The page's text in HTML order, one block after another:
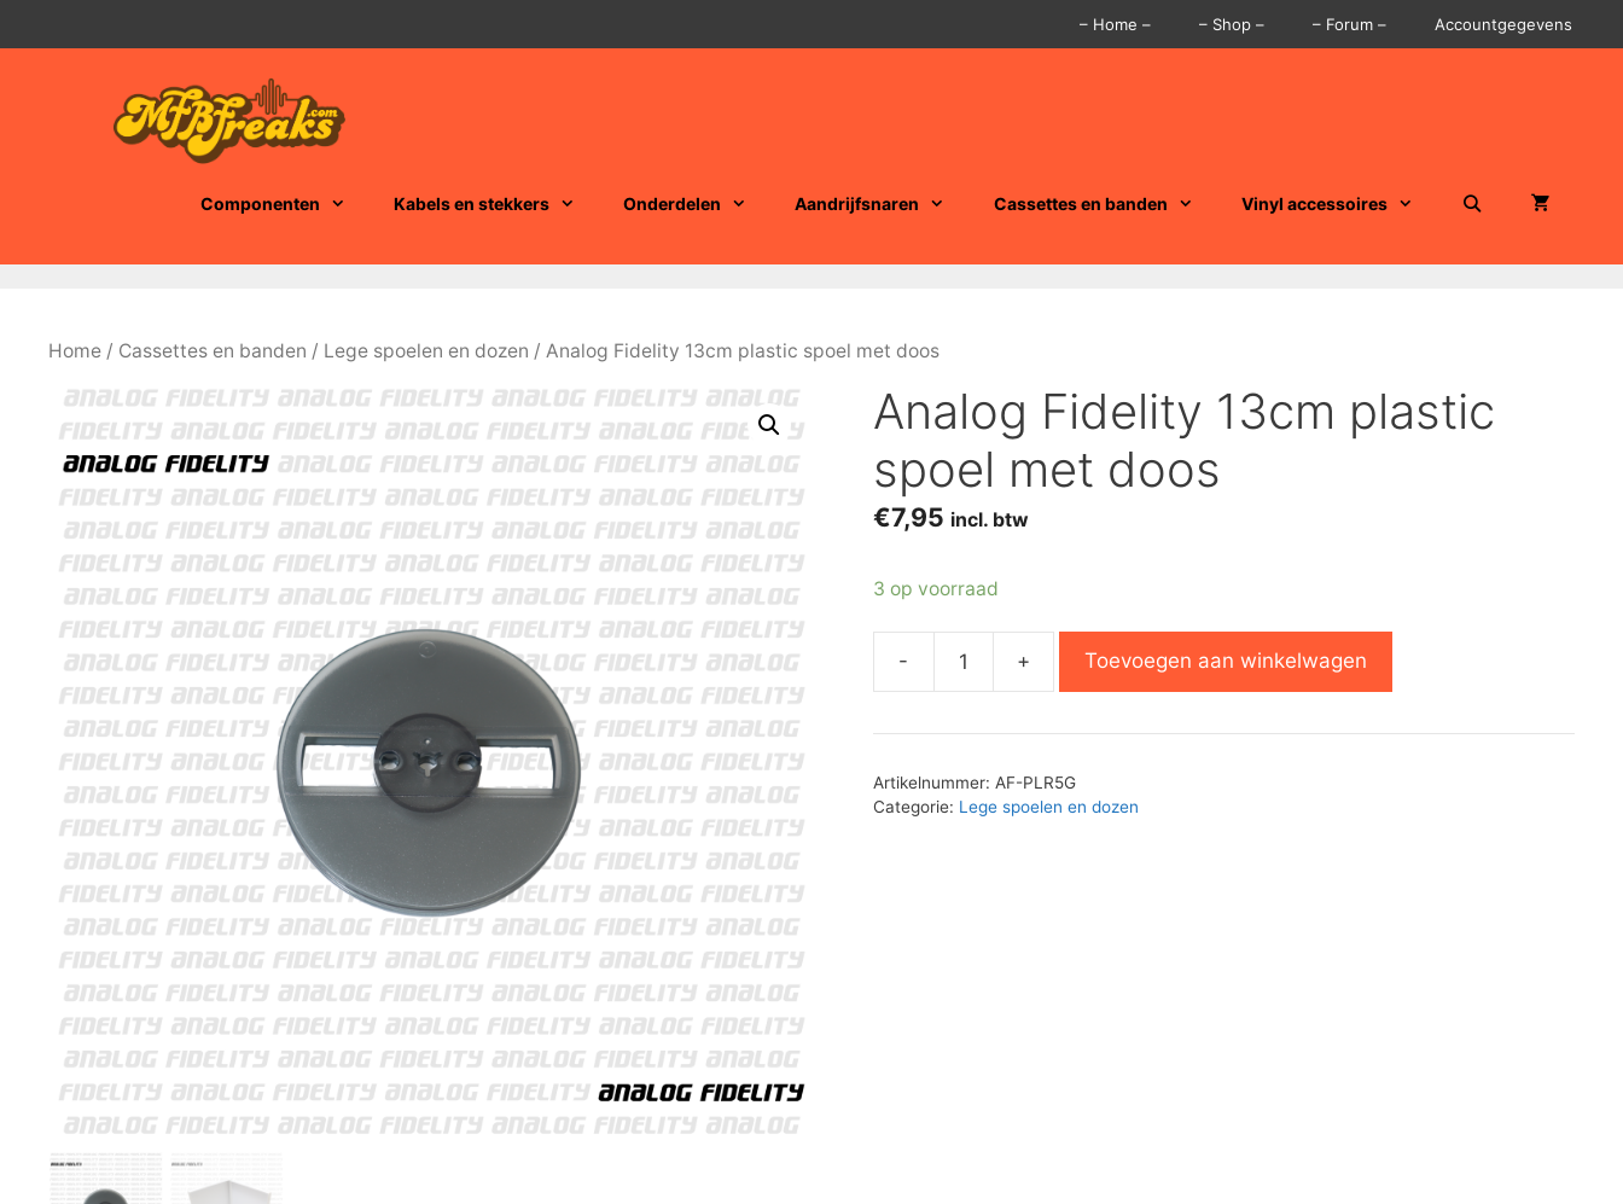
naar
– Home – – Shop – – Forum – Accountgegevens
Componenten Kabels en stekkers Onderdelen Aandrijfsnaren Cassettes en banden Vinyl accessoires
Home / Cassettes en banden / Lege spoelen en dozen / Analog Fidelity 13cm plastic spoel met doos
Analog Fidelity 13cm plastic
spoel met doos
€7,95 incl. btw
3 op voorraad
-
13cm
spoel
+ Toevoegen aan winkelwagen
Artikelnummer: AF-PLR5G
Categorie: Lege spoelen en dozen